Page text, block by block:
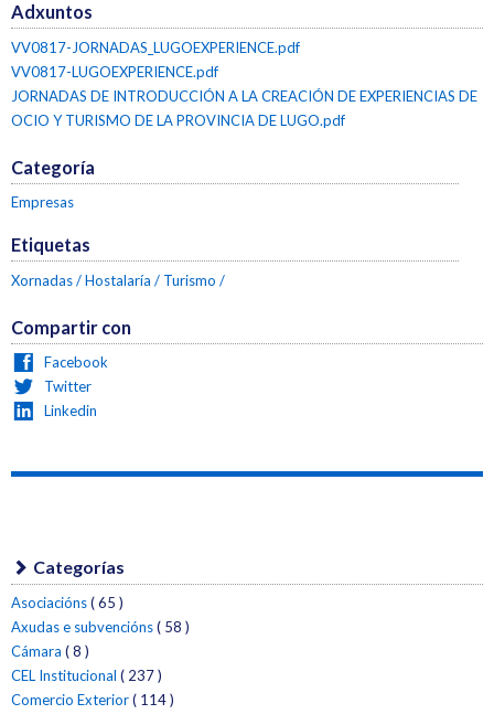
Adxuntos
VV0817-JORNADAS_LUGOEXPERIENCE.pdf
VV0817-LUGOEXPERIENCE.pdf
JORNADAS DE INTRODUCCIÓN A LA CREACIÓN DE EXPERIENCIAS DE
OCIO Y TURISMO DE LA PROVINCIA DE LUGO.pdf
Categoría
Empresas
Etiquetas
Xornadas Hostalaría Turismo
Compartir con
Facebook
Twitter
Linkedin
Categorías
Asociacións( 65 )
Axudas e subvencións( 58 )
Cámara ( 8 )
CEL Institucional ( 237 )
Comercio Exterior( 114 )